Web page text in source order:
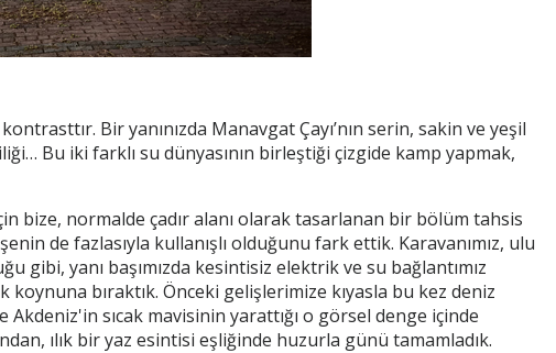
Bir yanınızda Manavgat Çayı’nın serin, sakin ve yeşil
Bu iki farklı su dünyasının birleştiği çizgide kamp yapmak,
bize, normalde çadır alanı olarak tasarlanan bir bölüm tahsis
de fazlasıyla kullanışlı olduğunu fark ettik. Karavanımız, ulu
gibi, yanı başımızda kesintisiz elektrik ve su bağlantımız
koynuna bıraktık. Önceki gelişlerimize kıyasla bu kez deniz
sıcak mavisinin yarattığı o görsel denge içinde
ılık bir yaz esintisi eşliğinde huzurla günü tamamladık.